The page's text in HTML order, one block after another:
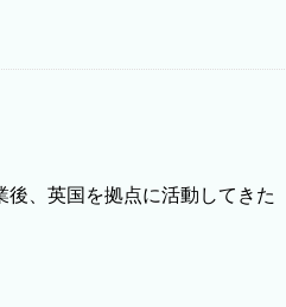
、英国を拠点に活動してきた